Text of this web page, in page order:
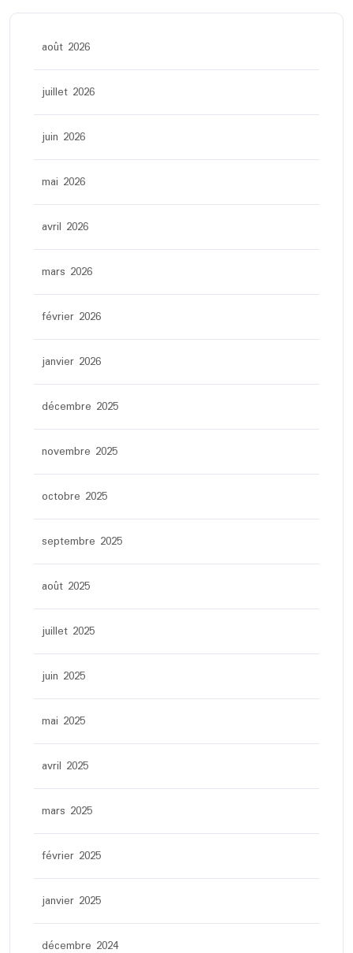
août 2026
juillet 2026
juin 2026
mai 2026
avril 2026
mars 2026
février 2026
janvier 2026
décembre 2025
novembre 2025
octobre 2025
septembre 2025
août 2025
juillet 2025
juin 2025
mai 2025
avril 2025
mars 2025
février 2025
janvier 2025
décembre 2024